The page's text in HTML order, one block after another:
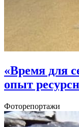
«Время для
опыт
Фоторепортажи